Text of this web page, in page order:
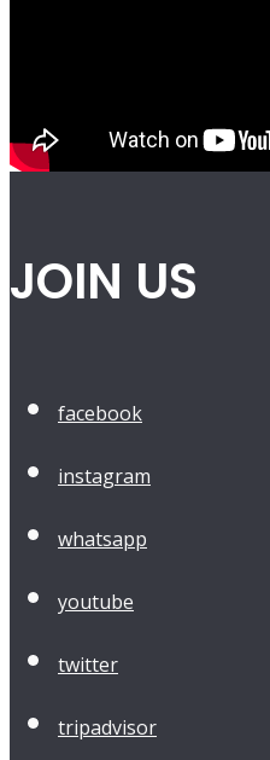
JOIN US
facebook
instagram
whatsapp
youtube
twitter
tripadvisor